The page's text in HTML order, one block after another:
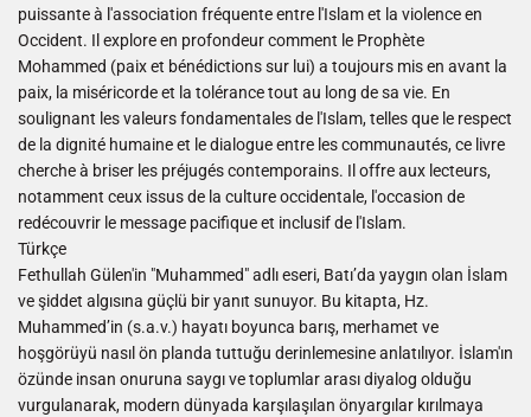
puissante à l'association fréquente entre l'Islam et la violence en
Occident. Il explore en profondeur comment le Prophète
Mohammed (paix et bénédictions sur lui) a toujours mis en avant la
paix, la miséricorde et la tolérance tout au long de sa vie. En
soulignant les valeurs fondamentales de l'Islam, telles que le respect
de la dignité humaine et le dialogue entre les communautés, ce livre
cherche à briser les préjugés contemporains. Il offre aux lecteurs,
notamment ceux issus de la culture occidentale, l'occasion de
redécouvrir le message pacifique et inclusif de l'Islam.
Türkçe
Fethullah Gülen'in "Muhammed" adlı eseri, Batı’da yaygın olan İslam
ve şiddet algısına güçlü bir yanıt sunuyor. Bu kitapta, Hz.
Muhammed’in (s.a.v.) hayatı boyunca barış, merhamet ve
hoşgörüyü nasıl ön planda tuttuğu derinlemesine anlatılıyor. İslam'ın
özünde insan onuruna saygı ve toplumlar arası diyalog olduğu
vurgulanarak, modern dünyada karşılaşılan önyargılar kırılmaya